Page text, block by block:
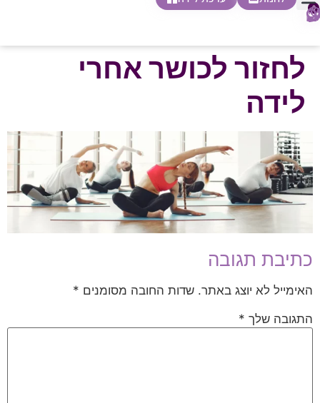
0
לחזור לכושר אחרי
לידה
כתיבת תגובה
האימייל לא יוצג באתר. שדות החובה מסומנים *
התגובה שלך *